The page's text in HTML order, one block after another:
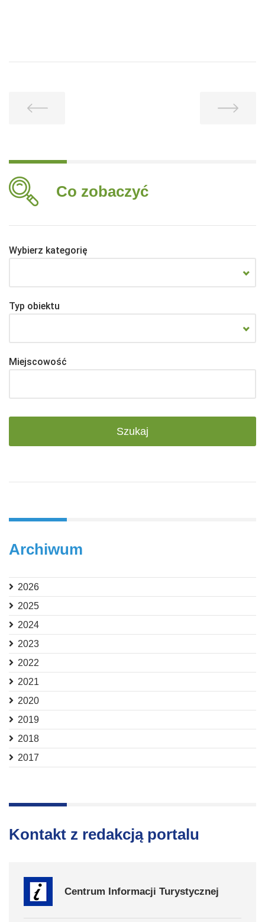
Co zobaczyć
Wybierz kategorię
Typ obiektu
Miejscowość
Archiwum
2026
2025
2024
2023
2022
2021
2020
2019
2018
2017
Kontakt z redakcją portalu
Centrum Informacji Turystycznej